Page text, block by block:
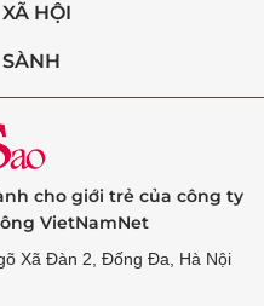
XÃ HỘI
SÀNH
cho giới trẻ của công ty
VietNamNet
Xã Đàn 2, Đống Đa, Hà Nội